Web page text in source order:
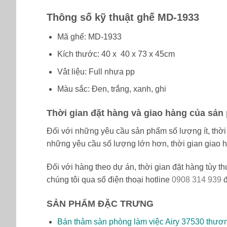
Thông số kỹ thuật ghế MD-1933
Mã ghế: MD-1933
Kích thước: 40 x 40 x 73 x 45cm
Vât liệu: Full nhựa pp
Màu sắc: Đen, trắng, xanh, ghi
Thời gian đặt hàng và giao hàng của sản
Đối với những yêu cầu sản phẩm số lượng ít,
những yêu cầu số lượng lớn hơn, thời gian giao
Đối với hàng theo dự án, thời gian đặt hàng tùy
chúng tôi qua số điện thoại hotline 0908 314 939
SẢN PHẨM ĐẶC TRƯNG
Bán thảm sàn phòng làm việc Airy 37530